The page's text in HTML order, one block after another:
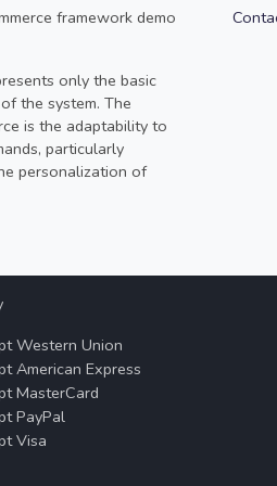
framework demo
only the basic
the system. The
is the adaptability to
particularly
personalization of